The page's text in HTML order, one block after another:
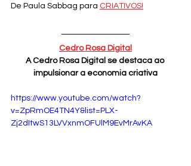
De Paula Sabbag para CRIATIVOS!
Cedro Rosa Digital
A Cedro Rosa Digital se destaca ao
impulsionar a economia criativa
https://www.youtube.com/watch?
v=ZpRmOE4TN4Y&list=PLX-
Zj2dItwS13LVVxnmOFUlM9EvMrAvKA